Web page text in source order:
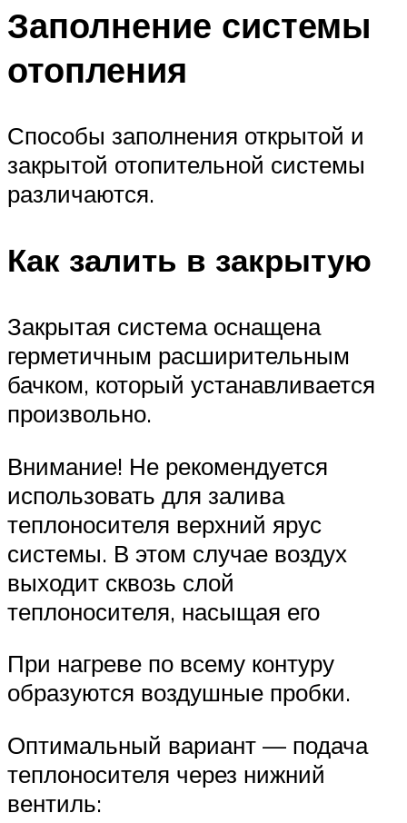
Заполнение системы
отопления
Способы заполнения открытой и
закрытой отопительной системы
различаются.
Как залить в закрытую
Закрытая система оснащена
герметичным расширительным
бачком, который устанавливается
произвольно.
Внимание! Не рекомендуется
использовать для залива
теплоносителя верхний ярус
системы. В этом случае воздух
выходит сквозь слой
теплоносителя, насыщая его
При нагреве по всему контуру
образуются воздушные пробки.
Оптимальный вариант — подача
теплоносителя через нижний
вентиль: